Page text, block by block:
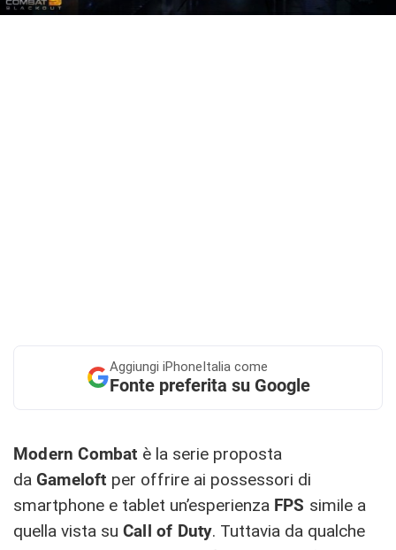
Aggiungi iPhoneItalia come
Fonte preferita su Google
Modern Combat è la serie proposta
da Gameloft per offrire ai possessori di
smartphone e tablet un’esperienza FPS simile a
quella vista su Call of Duty. Tuttavia da qualche